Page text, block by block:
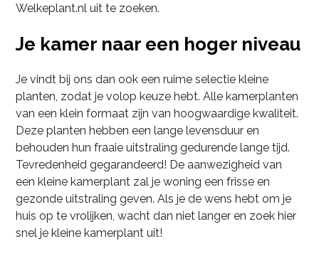
Welkeplant.nl uit te zoeken.
Je kamer naar een hoger niveau
Je vindt bij ons dan ook een ruime selectie kleine
planten, zodat je volop keuze hebt. Alle kamerplanten
van een klein formaat zijn van hoogwaardige kwaliteit.
Deze planten hebben een lange levensduur en
behouden hun fraaie uitstraling gedurende lange tijd.
Tevredenheid gegarandeerd! De aanwezigheid van
een kleine kamerplant zal je woning een frisse en
gezonde uitstraling geven. Als je de wens hebt om je
huis op te vrolijken, wacht dan niet langer en zoek hier
snel je kleine kamerplant uit!